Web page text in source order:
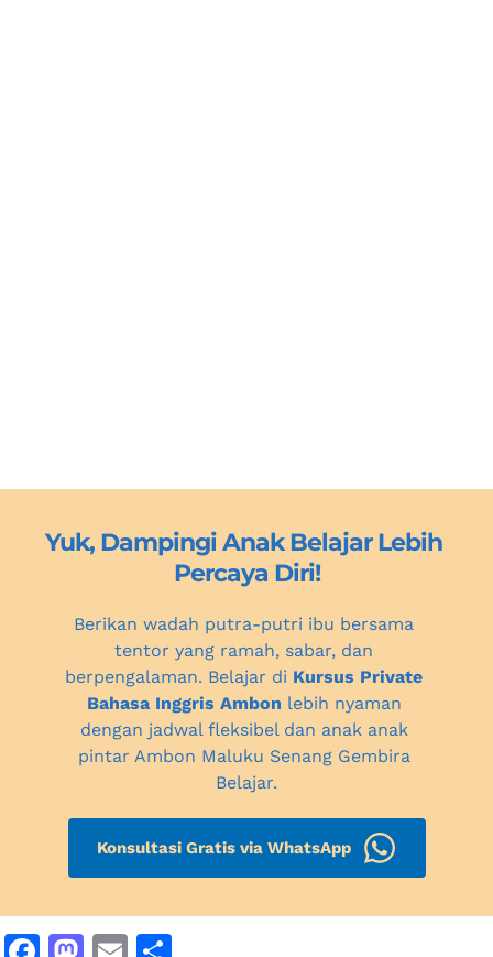
Yuk, Dampingi Anak Belajar Lebih
Percaya Diri!
Berikan wadah putra-putri ibu bersama
tentor yang ramah, sabar, dan
berpengalaman. Belajar di Kursus Private
Bahasa Inggris Ambon lebih nyaman
dengan jadwal fleksibel dan anak anak
pintar Ambon Maluku Senang Gembira
Belajar.
Konsultasi Gratis via WhatsApp